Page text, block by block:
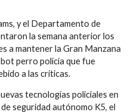
y el Departamento de
la semana anterior los
a mantener la Gran Manzana
perro policía que fue
a las críticas.
tecnologías policiales en
seguridad autónomo K5, el